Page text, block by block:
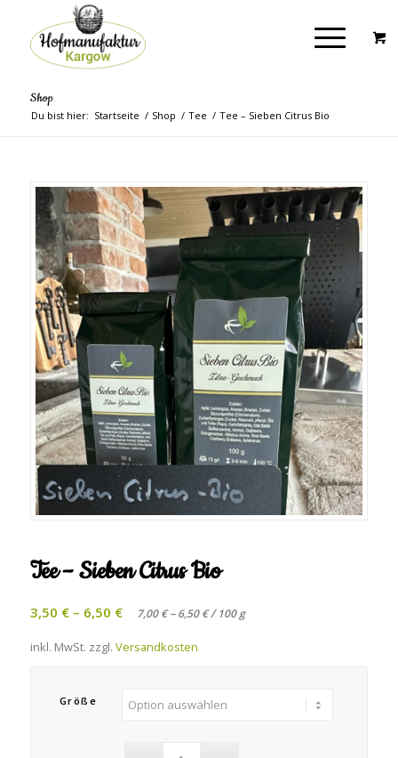
Shop
Du bist hier: Startseite / Shop / Tee / Tee – Sieben Citrus Bio
Tee – Sieben Citrus Bio
3,50 €– 6,50 € 7,00€–6,50€/100 g
inkl. MwSt. zzgl. Versandkosten
Größe